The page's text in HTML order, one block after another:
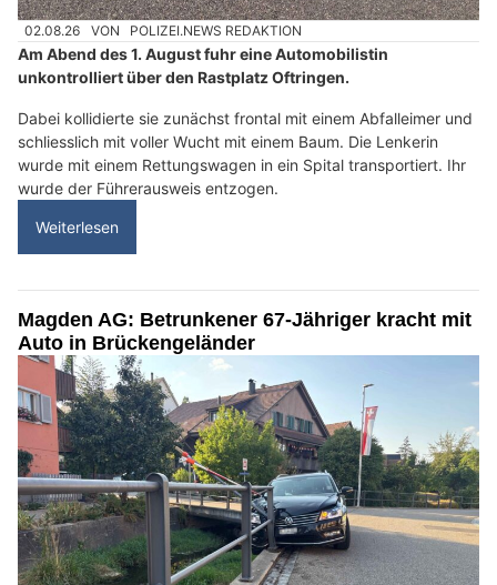
02.08.26 VON POLIZEI.NEWS REDAKTION
Am Abend des 1. August fuhr eine Automobilistin
unkontrolliert über den Rastplatz Oftringen.
Dabei kollidierte sie zunächst frontal mit einem Abfalleimer und
schliesslich mit voller Wucht mit einem Baum. Die Lenkerin
wurde mit einem Rettungswagen in ein Spital transportiert. Ihr
wurde der Führerausweis entzogen.
Weiterlesen
Magden AG: Betrunkener 67-Jähriger kracht mit
Auto in Brückengeländer